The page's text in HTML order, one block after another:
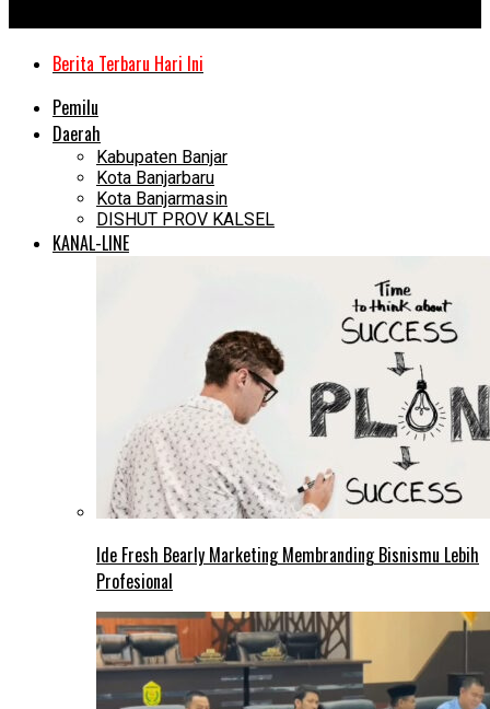
Berita Terbaru Hari Ini
Pemilu
Daerah
Kabupaten Banjar
Kota Banjarbaru
Kota Banjarmasin
DISHUT PROV KALSEL
KANAL-LINE
Ide Fresh Bearly Marketing Membranding Bisnismu Lebih
Profesional